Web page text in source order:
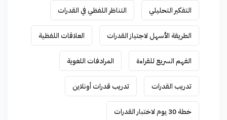
التفكير التحليلي التناظر اللفظي في القدرات
الطريقة الأسهل لاجتياز القدرات العلاقات اللفظية
الفهم السريع للقراءة المرادفات اللغوية
تدريب القدرات تدريب قدرات أونلاين
خطة 30 يوم لاختبار القدرات